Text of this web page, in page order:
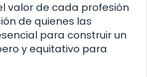
valor de cada profesión
de quienes las
para construir un
y equitativo para